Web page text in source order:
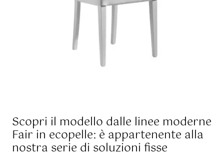
Scopri il modello dalle linee moderne
Fair in ecopelle: è appartenente alla
nostra serie di soluzioni fisse